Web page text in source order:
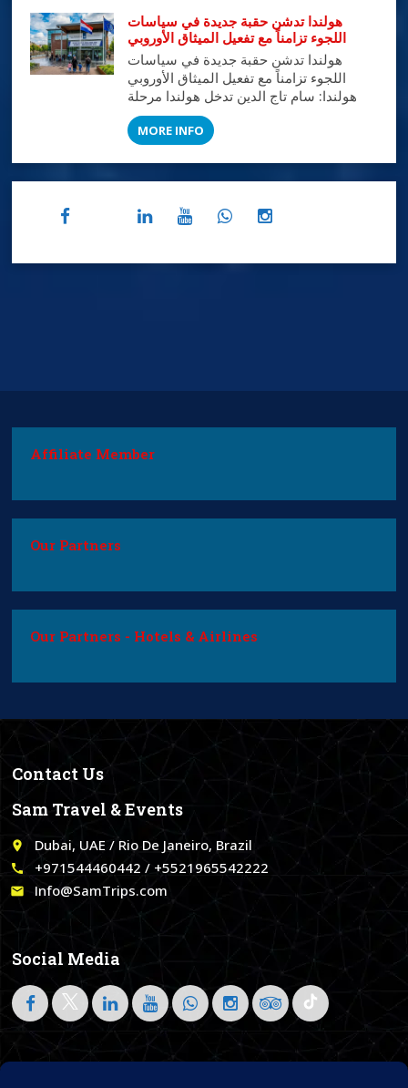
الأوسط وأفريقيا وجنوب آسيا. وسيُقام
الحدث الدولي في الفترة من 1 أكتوبر […]
هولندا تدشن حقبة جديدة في سياسات
اللجوء تزامناً مع تفعيل الميثاق الأوروبي
هولندا تدشن حقبة جديدة في سياسات
اللجوء تزامناً مع تفعيل الميثاق الأوروبي
هولندا: سام تاج الدين تدخل هولندا مرحلة
مفصلية غير مسبوقة في إدارة ملف اللجوء
والهجرة، عقب مصادقة مجلس الشيوخ
الهولندي في 26 مايو 2026 على الحزمة
التشريعية التي تربط القوانين المحلية
بالميثاق الأوروبي الجديد للهجرة واللجوء.
وبموجب هذه الخطوة، تبدأ هولندا بالتوازي
مع […]
MORE INFO
Affiliate Member
Our Partners
Our Partners - Hotels & Airlines
Contact Us
Sam Travel & Events
place Dubai, UAE / Rio De Janeiro, Brazil
call +971544460442 / +5521965542222
email Info@SamTrips.com
Social Media